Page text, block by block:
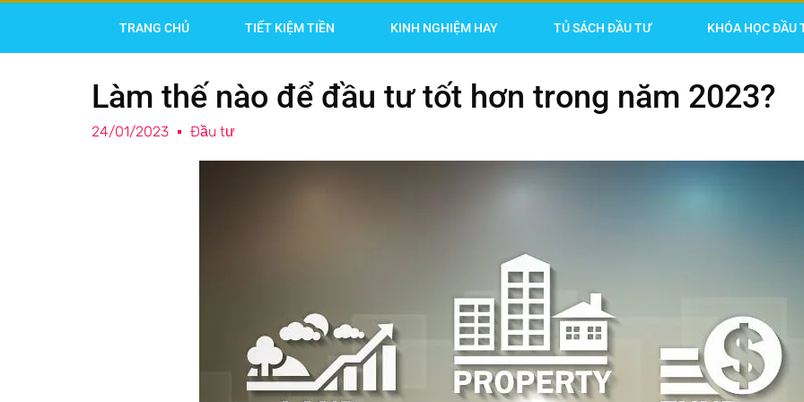
TRANG CHỦ TIẾT KIỆM TIỀN KINH NGHIỆM HAY TỦ SÁCH ĐẦU TƯ KHÓA HỌC ĐẦU
Làm thế nào để đầu tư tốt hơn trong năm 2023?
24/01/2023 Đầu tư